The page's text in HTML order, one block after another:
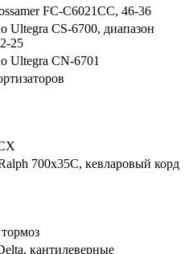
FC-C6021CC, 46-36
Ultegra CS-6700, диапазон
25
Ultegra CN-6701
700x35C, кевларовый корд
кантилеверные